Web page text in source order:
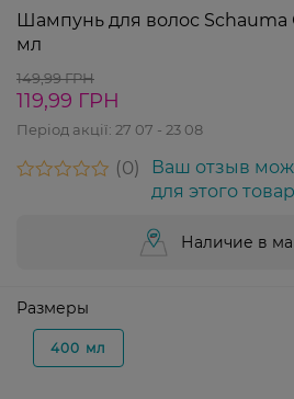
Шампунь для волос
мл
149,99 ГРН
119,99 ГРН
Період акції: 27 07 - 23 08
0
Ваш отзыв
для этого
Наличие в
Размеры
400 мл